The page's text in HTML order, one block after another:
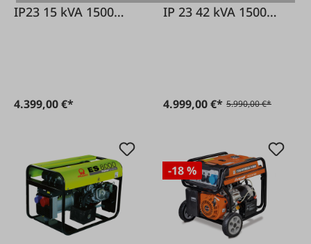
IP23 15 kVA 1500
4.399,00 €*
IP 23 42 kVA 1500
4.999,00 €* 5.990,00 €*
-18 %